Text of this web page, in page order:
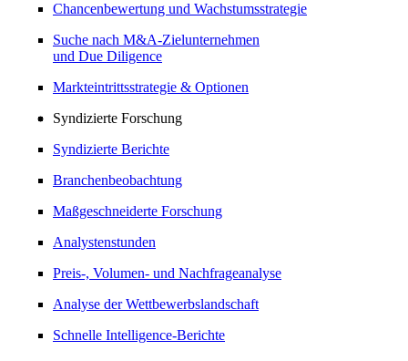
Chancenbewertung und Wachstumsstrategie
Suche nach M&A-Zielunternehmen
und Due Diligence
Markteintrittsstrategie & Optionen
Syndizierte Forschung
Syndizierte Berichte
Branchenbeobachtung
Maßgeschneiderte Forschung
Analystenstunden
Preis-, Volumen- und Nachfrageanalyse
Analyse der Wettbewerbslandschaft
Schnelle Intelligence-Berichte